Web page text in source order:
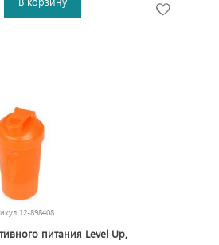
12-898408
питания Level Up,